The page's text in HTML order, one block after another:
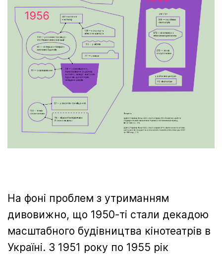
На фоні проблем з утриманням
дивовижно, що 1950-ті стали декадою
масштабного будівництва кінотеатрів в
Україні. З 1951 року по 1955 рік